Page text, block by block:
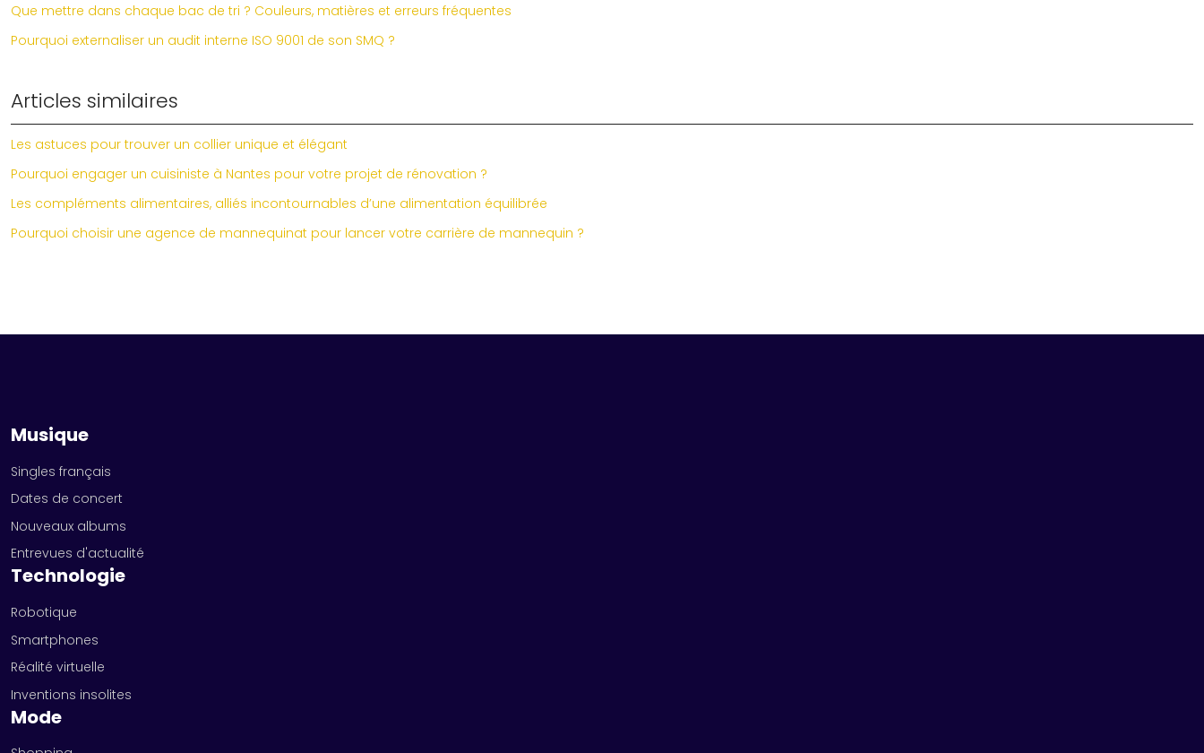
Que mettre dans chaque bac de tri ? Couleurs, matières et erreurs fréquentes
Pourquoi externaliser un audit interne ISO 9001 de son SMQ ?
Articles similaires
Les astuces pour trouver un collier unique et élégant
Pourquoi engager un cuisiniste à Nantes pour votre projet de rénovation ?
Les compléments alimentaires, alliés incontournables d’une alimentation équilibrée
Pourquoi choisir une agence de mannequinat pour lancer votre carrière de mannequin ?
Musique
Singles français
Dates de concert
Nouveaux albums
Entrevues d'actualité
Technologie
Robotique
Smartphones
Réalité virtuelle
Inventions insolites
Mode